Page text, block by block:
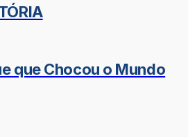
que Chocou o Mundo